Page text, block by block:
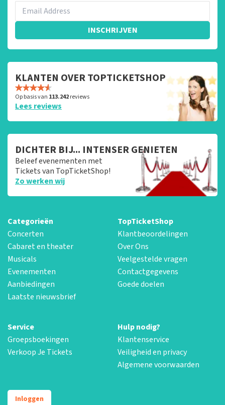
INSCHRIJVEN
KLANTEN OVER TOPTICKETSHOP
Op basis van 113.242reviews
Lees reviews
DICHTER BIJ... INTENSER GENIETEN
Beleef evenementen met
Tickets van TopTicketShop!
Zo werken wij
Categorieën
Concerten
Cabaret en theater
Musicals
Evenementen
Aanbiedingen
Laatste nieuwsbrief
TopTicketShop
Klantbeoordelingen
Over Ons
Veelgestelde vragen
Contactgegevens
Goede doelen
Service
Groepsboekingen
Verkoop Je Tickets
Hulp nodig?
Klantenservice
Veiligheid en privacy
Algemene voorwaarden
Inloggen